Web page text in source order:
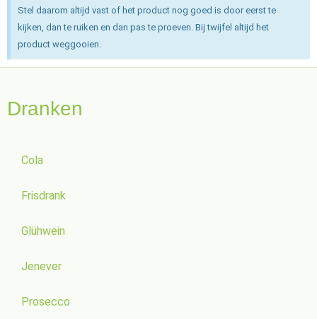
Stel daarom altijd vast of het product nog goed is door eerst te
kijken, dan te ruiken en dan pas te proeven. Bij twijfel altijd het
product weggooien.
Dranken
Cola
Frisdrank
Glühwein
Jenever
Prosecco